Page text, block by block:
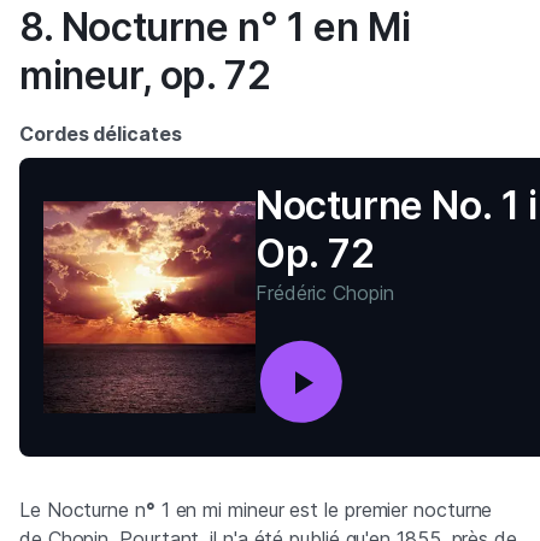
8. Nocturne n° 1 en Mi
mineur, op. 72
Cordes délicates
Nocturne No. 1
Op. 72
Frédéric Chopin
Le Nocturne n° 1 en mi mineur est le premier nocturne